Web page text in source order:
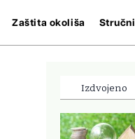
Zaštita okoliša
Izdvojeno